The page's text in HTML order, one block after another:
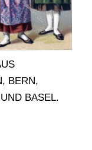
BERN,
BASEL.